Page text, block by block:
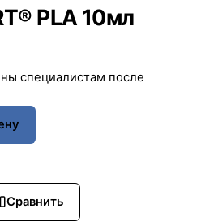
PLA 10мл
специалистам после
Сравнить